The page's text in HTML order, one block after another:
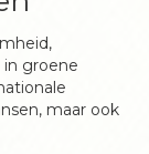
groene
maar ook